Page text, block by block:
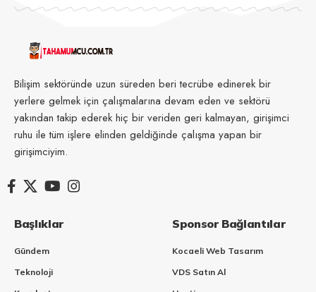
Bilişim sektöründe uzun süreden beri tecrübe edinerek bir
yerlere gelmek için çalışmalarına devam eden ve sektörü
yakından takip ederek hiç bir veriden geri kalmayan, girişimci
ruhu ile tüm işlere elinden geldiğinde çalışma yapan bir
girişimciyim.
Başlıklar
Gündem
Teknoloji
Sponsor Bağlantılar
Kocaeli Web Tasarım
VDS Satın Al